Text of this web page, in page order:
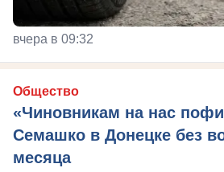
вчера в 09:32
Общество
«Чиновникам на нас
Семашко в Донецке без
месяца